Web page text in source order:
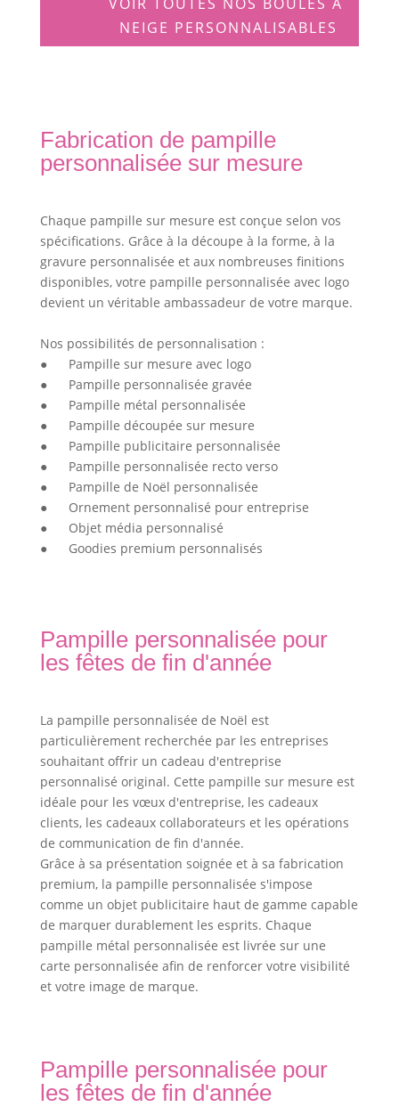
NEIGE PERSONNALISABLES
Fabrication de pampille
personnalisée sur mesure
Chaque pampille sur mesure est conçue selon vos
spécifications. Grâce à la découpe à la forme, à la
gravure personnalisée et aux nombreuses finitions
disponibles, votre pampille personnalisée avec logo
devient un véritable ambassadeur de votre marque.
Nos possibilités de personnalisation :
●
Pampille sur mesure avec logo
●
Pampille personnalisée gravée
●
Pampille métal personnalisée
●
Pampille découpée sur mesure
●
Pampille publicitaire personnalisée
●
Pampille personnalisée recto verso
●
Pampille de Noël personnalisée
●
Ornement personnalisé pour entreprise
●
Objet média personnalisé
●
Goodies premium personnalisés
Pampille personnalisée pour
les fêtes de fin d'année
La pampille personnalisée de Noël est
particulièrement recherchée par les entreprises
souhaitant offrir un cadeau d'entreprise
personnalisé original. Cette pampille sur mesure est
idéale pour les vœux d'entreprise, les cadeaux
clients, les cadeaux collaborateurs et les opérations
de communication de fin d'année.
Grâce à sa présentation soignée et à sa fabrication
premium, la pampille personnalisée s'impose
comme un objet publicitaire haut de gamme capable
de marquer durablement les esprits. Chaque
pampille métal personnalisée est livrée sur une
carte personnalisée afin de renforcer votre visibilité
et votre image de marque.
Pampille personnalisée pour
les fêtes de fin d'année